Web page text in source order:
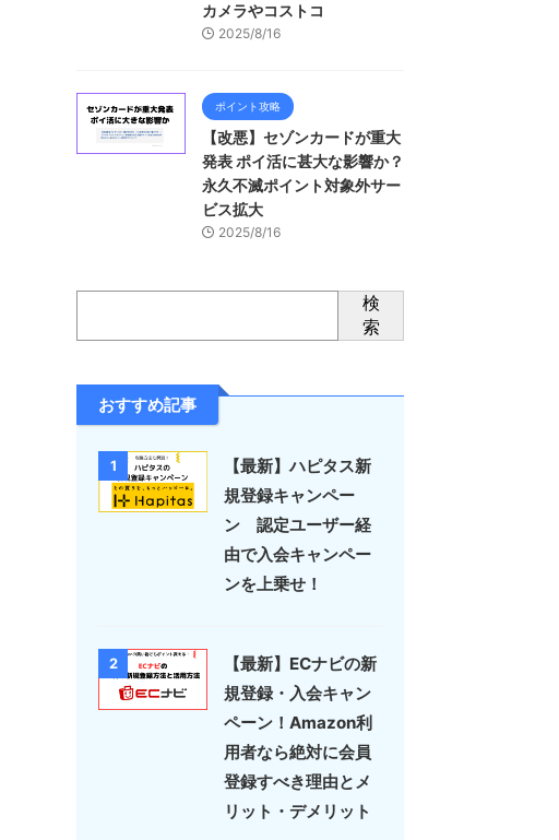
カメラやコストコ
2025/8/16
ポイント攻略
【改悪】セゾンカードが重大
発表 ポイ活に甚大な影響か？
永久不滅ポイント対象外サー
ビス拡大
2025/8/16
検
索
おすすめ記事
1
【最新】ハピタス新
規登録キャンペー
ン 認定ユーザー経
由で入会キャンペー
ンを上乗せ！
2
【最新】ECナビの新
規登録・入会キャン
ペーン！Amazon利
用者なら絶対に会員
登録すべき理由とメ
リット・デメリット